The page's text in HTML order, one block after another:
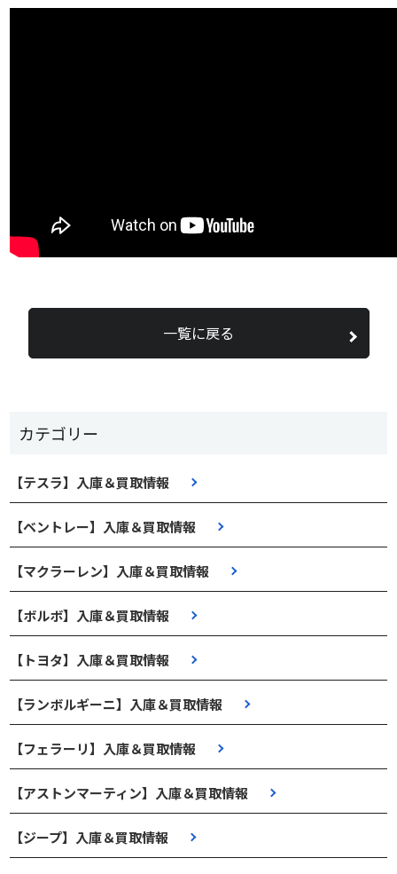
カテゴリー
【テスラ】入庫＆買取情報
【ベントレー】入庫＆買取情報
【マクラーレン】入庫＆買取情報
【ボルボ】入庫＆買取情報
【トヨタ】入庫＆買取情報
【ランボルギーニ】入庫＆買取情報
【フェラーリ】入庫＆買取情報
【アストンマーティン】入庫＆買取情報
【ジープ】入庫＆買取情報
一覧に戻る